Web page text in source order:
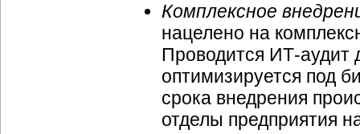
Комплексное
нацелено на
Проводится ИТ-аудит
оптимизируется под
срока внедрения
отделы предприятия